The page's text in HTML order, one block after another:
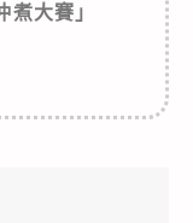
大賽」